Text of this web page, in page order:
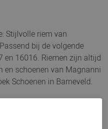
Stijlvolle riem van
bij de volgende
en 16016. Riemen zijn altijd
en schoenen van Magnanni
Schoenen in Barneveld.